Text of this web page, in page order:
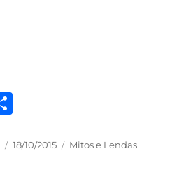
a
Publicado
18/10/2015 Categorias
Mitos e Lendas